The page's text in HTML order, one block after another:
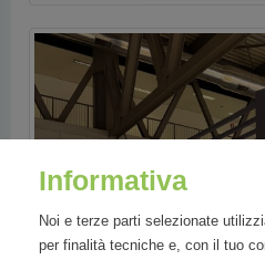
Informativa
Noi e terze parti selezionate
per finalità tecniche e, con il tuo